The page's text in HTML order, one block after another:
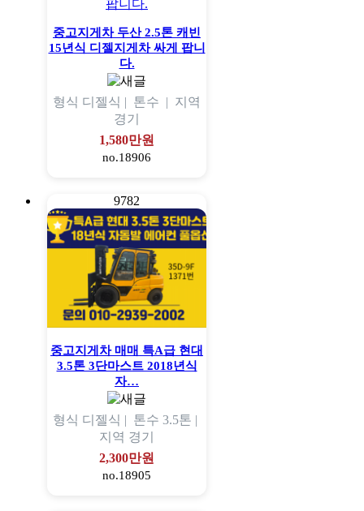
중고지게차 두산 2.5톤 캐빈
15년식 디젤지게차 싸게 팝니
다.
형식 디젤식 | 톤수 | 지역
경기
1,580만원
no.18906
9782
중고지게차 매매 특A급 현대
3.5톤 3단마스트 2018년식
자…
형식 디젤식 | 톤수 3.5톤 |
지역 경기
2,300만원
no.18905